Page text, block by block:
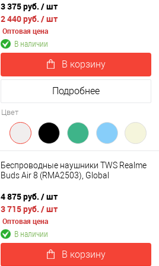
3 375 руб. / шт
2 440 руб. / шт
Оптовая цена
В наличии
В корзину
Подробнее
Цвет
Беспроводные наушники TWS Realme
Buds Air 8 (RMA2503), Global
4 875 руб. / шт
3 715 руб. / шт
Оптовая цена
В наличии
В корзину